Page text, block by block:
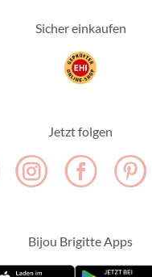
Sicher einkaufen
Jetzt folgen
Bijou Brigitte Apps